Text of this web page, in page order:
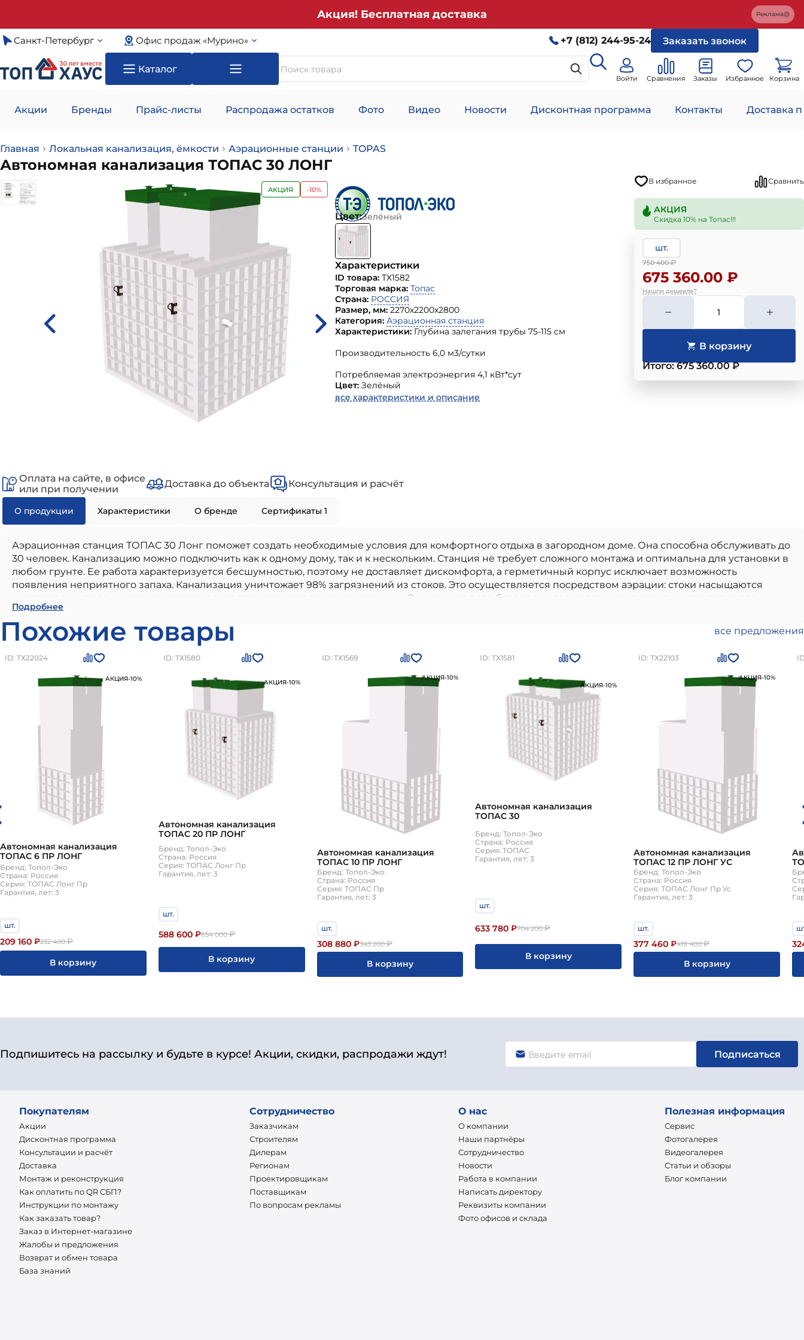
Акция! Бесплатная доставка Реклама
Санкт-Петербург Офис продаж «Мурино» +7 (812) 244-95-24 Заказать звонок
Каталог
Войти Сравнения Заказы Избранное Корзина
Акции Бренды Прайс-листы Распродажа остатков Фото Видео Новости Дисконтная программа Контакты Доставка
Главная Локальная канализация, ёмкости Аэрационные станции TOPAS
Автономная канализация ТОПАС 30 ЛОНГ
В избранное Сравнить
АКЦИЯ -10%
Цвет:Зелёный
Характеристики
ID товара: ТХ1582
Торговая марка: Топас
Страна: РОССИЯ
Размер, мм: 2270х2200х2800
Категория: Аэрационная станция
Характеристики: Глубина залегания трубы 75-115 см
Производительность 6,0 м3/сутки
Потребляемая электроэнергия 4,1 кВт*сут
Цвет: Зелёный
все характеристики и описание
АКЦИЯ
Скидка 10% на Топас!!!
шт.
750 400₽
675 360.00 ₽
Нашли дешевле?
Итого: 675 360.00 ₽
Оплата на сайте, в офисе
или при получении
Доставка до объекта Консультация и расчёт
О продукции Характеристики О бренде Сертификаты 1
Аэрационная станция ТОПАС 30 Лонг поможет создать необходимые условия для комфортного отдыха в загородном доме. Она способна обслуживать до
30 человек. Канализацию можно подключить как к одному дому, так и к нескольким. Станция не требует сложного монтажа и оптимальна для установки в
любом грунте. Ее работа характеризуется бесшумностью, поэтому не доставляет дискомфорта, а герметичный корпус исключает возможность
появления неприятного запаха. Канализация уничтожает 98% загрязнений из стоков. Это осуществляется посредством аэрации: стоки насыщаются
кислородом, что во множество раз ускоряет процессы разложения органики. Очищенная вода безвредна для человека и природы и пригодна для
использования в хозяйственных целях.
Автономная канализация ТОПАС 30 ЛОНГ
Преимущества: высокое качество от проверенного производителя, соответствие стандартам и нормам, долговечность и устойчивость к внешним
воздействиям, легкость в использовании и монтаже.
750400
рублейВы можете заказать товар на сайте или по номеру+7 (812) 244-95-24
Подробнее
Похожие товары все предложения
ID: ТХ22024
АКЦИЯ-10%
Автономная канализация
ТОПАС 6 ПР ЛОНГ
Бренд: Топол-Эко
Страна: Россия
Серия: ТОПАС Лонг Пр
Гарантия, лет: 3
шт.
209 160 ₽232 400₽
В корзину
ID: ТХ1580
АКЦИЯ-10%
Автономная канализация
ТОПАС 20 ПР ЛОНГ
Бренд: Топол-Эко
Страна: Россия
Серия: ТОПАС Лонг Пр
Гарантия, лет: 3
шт.
588 600₽654 000₽
В корзину
ID: ТХ1569
АКЦИЯ-10%
Автономная канализация
ТОПАС 10 ПР ЛОНГ
Бренд: Топол-Эко
Страна: Россия
Серия: ТОПАС Пр
Гарантия, лет: 3
шт.
308 880₽343 200₽
В корзину
ID: ТХ1581
АКЦИЯ-10%
Автономная канализация
ТОПАС 30
Бренд: Топол-Эко
Страна: Россия
Серия: ТОПАС
Гарантия, лет: 3
шт.
633 780 ₽704 200₽
В корзину
ID: ТХ22103
АКЦИЯ-10%
Автономная канализация
ТОПАС 12 ПР ЛОНГ УС
Бренд: Топол-Эко
Страна: Россия
Серия: ТОПАС Лонг Пр Ус
Гарантия, лет: 3
шт.
377 460 ₽419 400₽
В корзину
Подпишитесь на рассылку и будьте в курсе! Акции, скидки, распродажи ждут! Подписаться
Покупателям
Акции
Дисконтная программа
Консультации и расчёт
Доставка
Монтаж и реконструкция
Как оплатить по QR СБП?
Инструкции по монтажу
Как заказать товар?
Заказ в Интернет-магазине
Жалобы и предложения
Возврат и обмен товара
База знаний
Сотрудничество
Заказчикам
Строителям
Дилерам
Регионам
Проектировщикам
Поставщикам
По вопросам рекламы
О нас
О компании
Наши партнёры
Сотрудничество
Новости
Работа в компании
Написать директору
Реквизиты компании
Фото офисов и склада
Полезная информация
Сервис
Фотогалерея
Видеогалерея
Статьи и обзоры
Блог компании